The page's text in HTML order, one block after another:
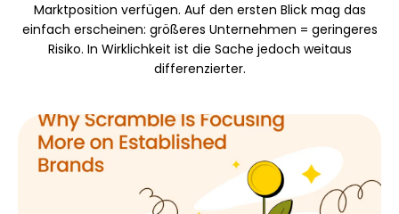
Markenauswahl
Rechner
Rundenverlauf
Marktposition verfügen. Auf den ersten Blick mag das
einfach erscheinen: größeres Unternehmen = geringeres
Risiko. In Wirklichkeit ist die Sache jedoch weitaus
differenzierter.